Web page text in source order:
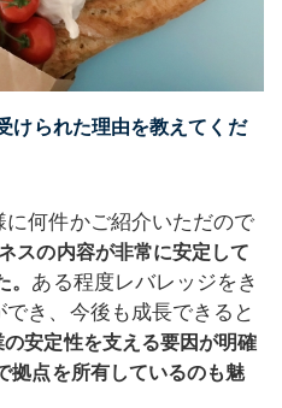
けられた理由を教えてくだ
何件かご紹介いただので
スの内容が非常に安定して
ある程度レバレッジをき
き、今後も成長できると
の安定性を支える要因が明確
拠点を所有しているのも魅